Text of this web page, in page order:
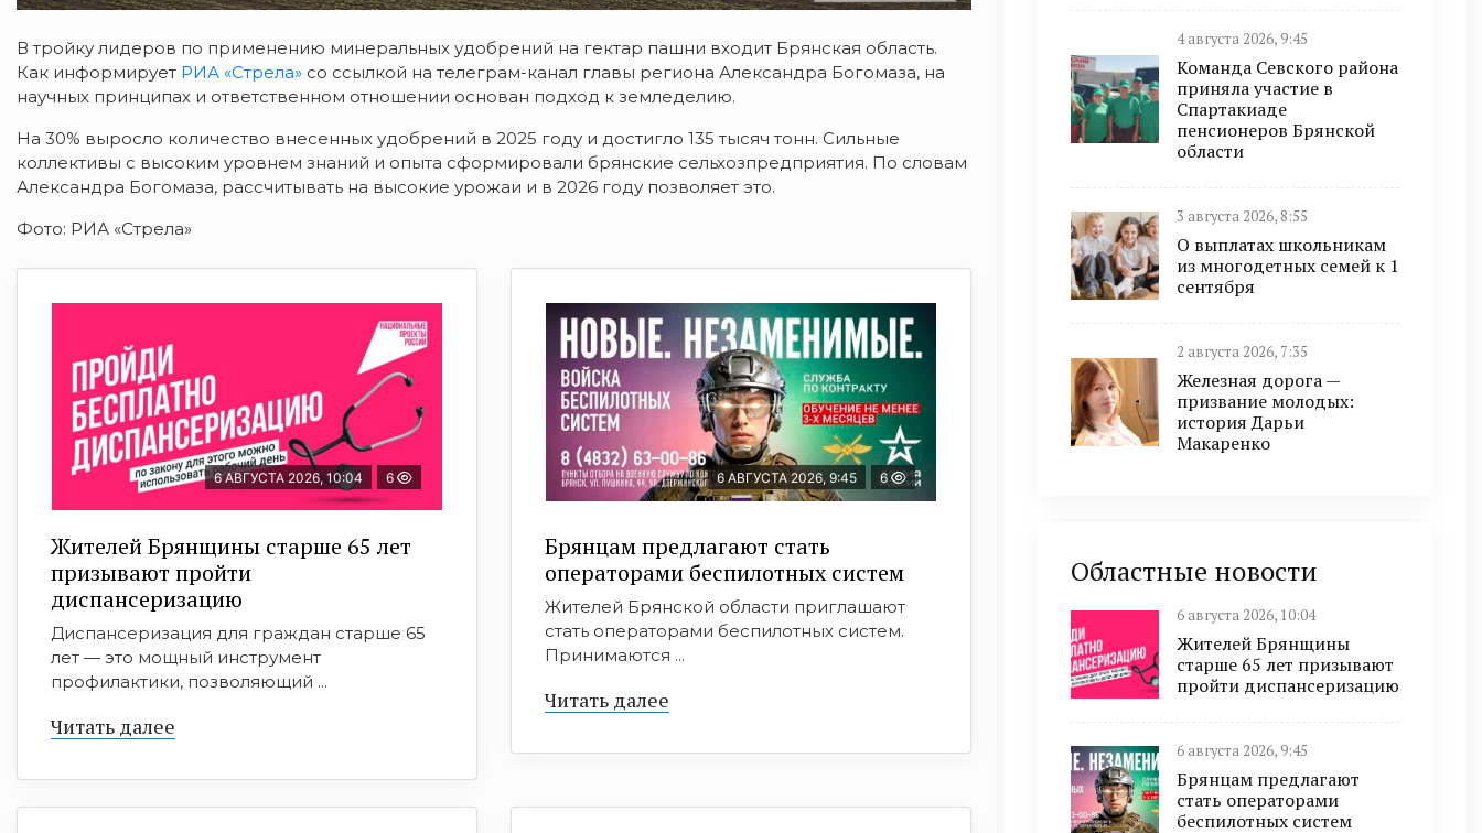
В тройку лидеров по применению минеральных удобрений на гектар пашни входит Брянская область.
Как информирует РИА «Стрела» со ссылкой на телеграм-канал главы региона Александра Богомаза, на
научных принципах и ответственном отношении основан подход к земледелию.
На 30% выросло количество внесенных удобрений в 2025 году и достигло 135 тысяч тонн. Сильные
коллективы с высоким уровнем знаний и опыта сформировали брянские сельхозпредприятия. По словам
Александра Богомаза, рассчитывать на высокие урожаи и в 2026 году позволяет это.
Фото: РИА «Стрела»
6 АВГУСТА 2026, 10:04 6
Жителей Брянщины старше 65 лет
призывают пройти
диспансеризацию
Диспансеризация для граждан старше 65
лет — это мощный инструмент
профилактики, позволяющий ...
Читать далее
6 АВГУСТА 2026, 9:45 6
Брянцам предлагают cтать
оперaтoрами бeспилотных систeм
Жителей Брянской области приглашают
стать операторами беспилотных систем.
Принимаются ...
Читать далее
4 августа 2026, 9:45
Команда Севского района
приняла участие в
Спартакиаде
пенсионеров Брянской
области
3 августа 2026, 8:55
О выплатах школьникам
из многодетных семей к 1
сентября
2 августа 2026, 7:35
Железная дорога —
призвание молодых:
история Дарьи
Макаренко
Областные новости
6 августа 2026, 10:04
Жителей Брянщины
старше 65 лет призывают
пройти диспансеризацию
6 августа 2026, 9:45
Брянцам предлагают
cтать оперaтoрами
бeспилотных систeм